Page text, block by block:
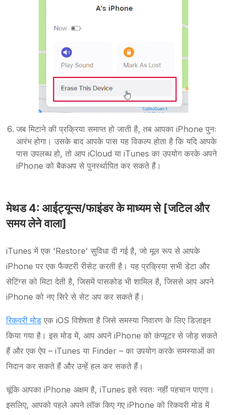
जब मिटाने की प्रक्रिया समाप्त हो जाती है, तब आपका iPhone पुनः
आरंभ होगा। उसके बाद आपके पास यह विकल्प होता है कि यदि आपके
पास उपलब्ध हो, तो आप iCloud या iTunes का उपयोग करके अपने
iPhone को बैकअप से पुनर्स्थापित कर सकते हैं।
मेथड 4: आईट्यून्स/फाइंडर के माध्यम से [जटिल और
समय लेने वाला]
iTunes में एक 'Restore' सुविधा दी गई है, जो मूल रूप से आपके
iPhone पर एक फैक्टरी रीसेट करती है। यह प्रक्रिया सभी डेटा और
सेटिंग्स को मिटा देती है, जिसमें पासकोड भी शामिल है, जिससे आप अपने
iPhone को नए सिरे से सेट अप कर सकते हैं।
रिकवरी मोड एक iOS विशेषता है जिसे समस्या निवारण के लिए डिज़ाइन
किया गया है। इस मोड में, आप अपने iPhone को कंप्यूटर से जोड़ सकते
हैं और एक ऐप – iTunes या Finder – का उपयोग करके समस्याओं का
निदान कर सकते हैं और उन्हें हल कर सकते हैं।
चूंकि आपका iPhone अक्षम है, iTunes इसे स्वतः नहीं पहचान पाएगा।
इसलिए, आपको पहले अपने लॉक किए गए iPhone को रिकवरी मोड में